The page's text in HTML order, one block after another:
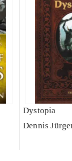
Dystopia
Dennis